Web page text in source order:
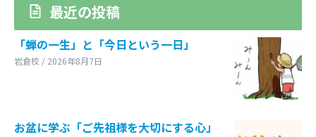
最近の投稿
「蝉の一生」と「今日という一日」
岩倉校 / 2026年8月7日
お盆に学ぶ「ご先祖様を大切にする心」